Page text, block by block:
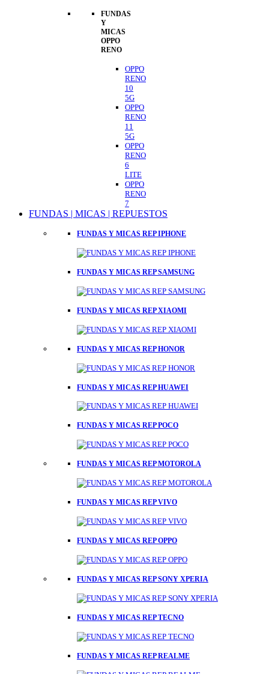
FUNDAS
Y
MICAS
OPPO
RENO
OPPO
RENO
10
5G
OPPO
RENO
11
5G
OPPO
RENO
6
LITE
OPPO
RENO
7
FUNDAS | MICAS | REPUESTOS
FUNDAS Y MICAS REP IPHONE
FUNDAS Y MICAS REP SAMSUNG
FUNDAS Y MICAS REP XIAOMI
FUNDAS Y MICAS REP HONOR
FUNDAS Y MICAS REP HUAWEI
FUNDAS Y MICAS REP POCO
FUNDAS Y MICAS REP MOTOROLA
FUNDAS Y MICAS REP VIVO
FUNDAS Y MICAS REP OPPO
FUNDAS Y MICAS REP SONY XPERIA
FUNDAS Y MICAS REP TECNO
FUNDAS Y MICAS REP REALME